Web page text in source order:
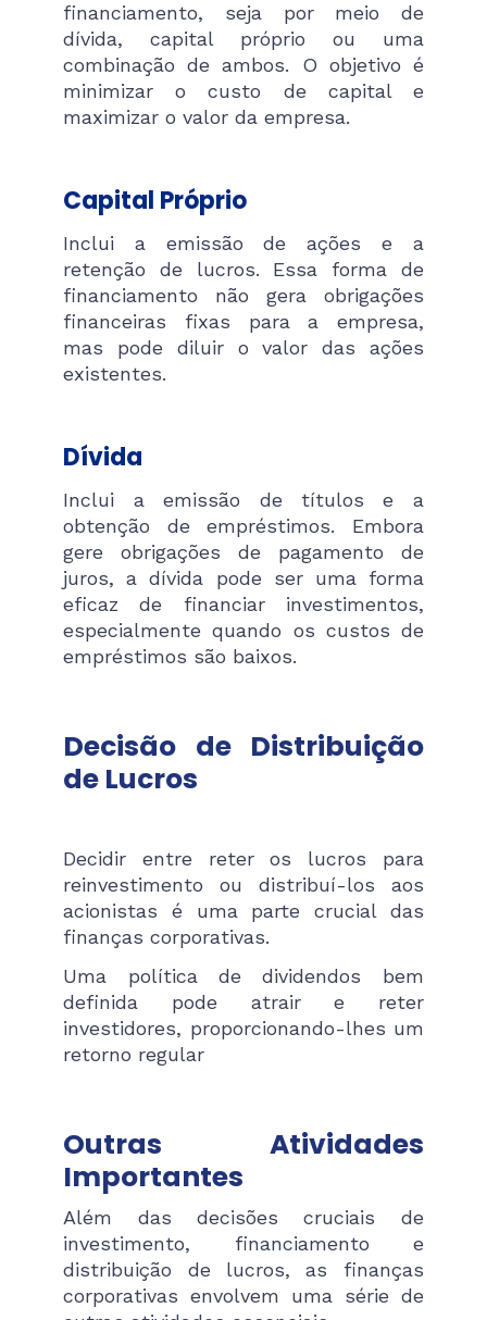
financiamento, seja por meio de
dívida, capital próprio ou uma
combinação de ambos. O objetivo é
minimizar o custo de capital e
maximizar o valor da empresa.​
Capital Próprio
Inclui a emissão de ações e a
retenção de lucros. Essa forma de
financiamento não gera obrigações
financeiras fixas para a empresa,
mas pode diluir o valor das ações
existentes​.
Dívida
Inclui a emissão de títulos e a
obtenção de empréstimos. Embora
gere obrigações de pagamento de
juros, a dívida pode ser uma forma
eficaz de financiar investimentos,
especialmente quando os custos de
empréstimos são baixos.
Decisão de Distribuição
de Lucros
Decidir entre reter os lucros para
reinvestimento ou distribuí-los aos
acionistas é uma parte crucial das
finanças corporativas.
Uma política de dividendos bem
definida pode atrair e reter
investidores, proporcionando-lhes um
retorno regular​
Outras Atividades
Importantes
Além das decisões cruciais de
investimento, financiamento e
distribuição de lucros, as finanças
corporativas envolvem uma série de